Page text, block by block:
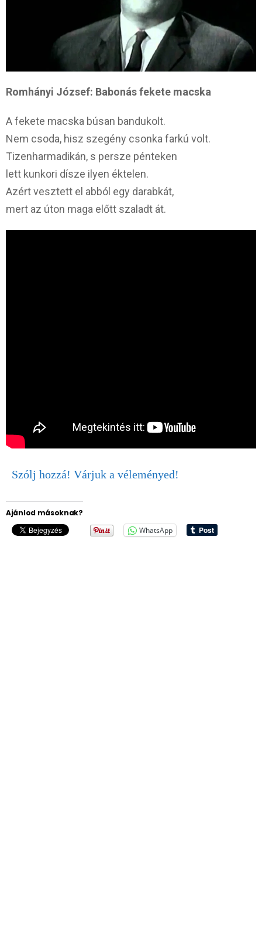
Romhányi József: Babonás fekete macska
A fekete macska búsan bandukolt.
Nem csoda, hisz szegény csonka farkú volt.
Tizenharmadikán, s persze pénteken
lett kunkori dísze ilyen éktelen.
Azért vesztett el abból egy darabkát,
mert az úton maga előtt szaladt át.
Szólj hozzá! Várjuk a véleményed!
Ajánlod másoknak?
WhatsApp